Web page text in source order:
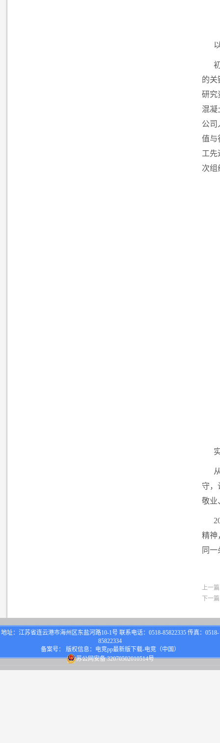
的关
研究
混凝
公司
值与
工先
次组
守，
敬业
精神
同
上一
下一
地址：江苏省连云港市海州区东盐河路10-1号 联系电话：0518-85822335 传真：0518-
85822334
备案号： 版权信息：电竞pp最新版下载-电竞（中国）
苏公网安备 32070502010514号